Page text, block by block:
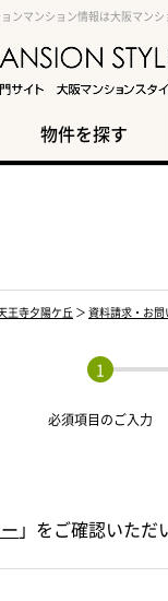
ンマンション情報は大阪マンシ
物件を探す
王寺夕陽ケ丘＞ 資料請求・お問
必須項目のご入力
」をご確認いただ